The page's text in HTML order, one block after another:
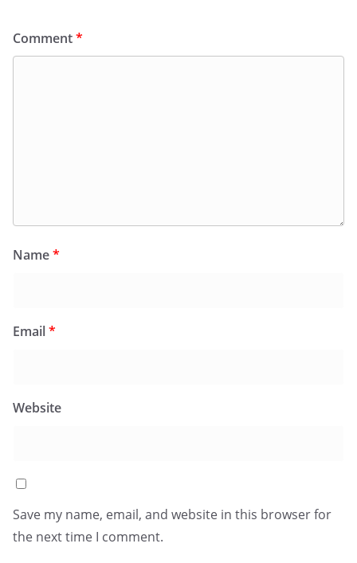
Comment*
Name*
Email*
Website
Save my name, email, and website in this browser for
the next time I comment.